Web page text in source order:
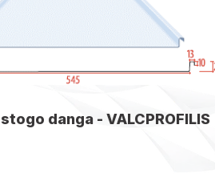
danga - VALCPROFILIS